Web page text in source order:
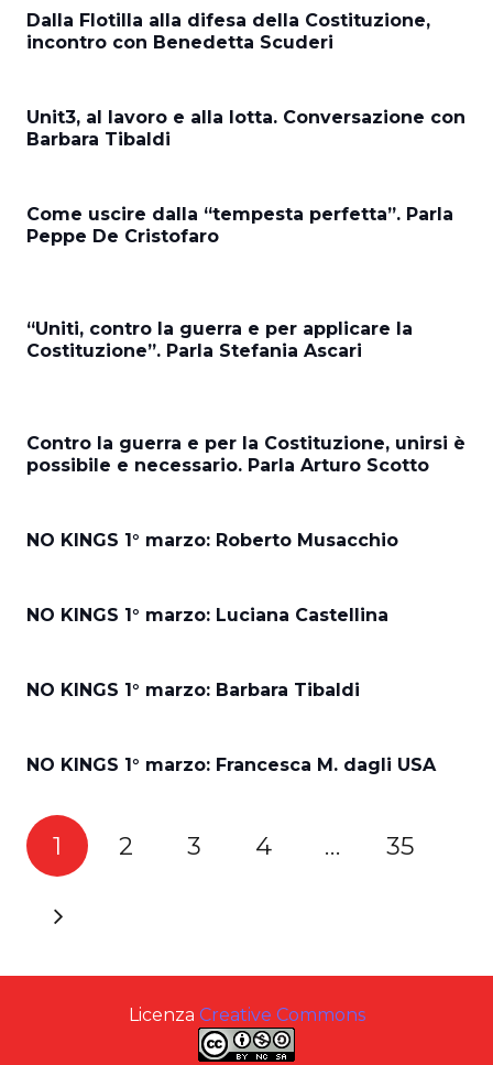
Dalla Flotilla alla difesa della Costituzione,
incontro con Benedetta Scuderi
Unit3, al lavoro e alla lotta. Conversazione con
Barbara Tibaldi
Come uscire dalla “tempesta perfetta”. Parla
Peppe De Cristofaro
“Uniti, contro la guerra e per applicare la
Costituzione”. Parla Stefania Ascari
Contro la guerra e per la Costituzione, unirsi è
possibile e necessario. Parla Arturo Scotto
NO KINGS 1° marzo: Roberto Musacchio
NO KINGS 1° marzo: Luciana Castellina
NO KINGS 1° marzo: Barbara Tibaldi
NO KINGS 1° marzo: Francesca M. dagli USA
1 2 3 4 … 35
Licenza Creative Commons